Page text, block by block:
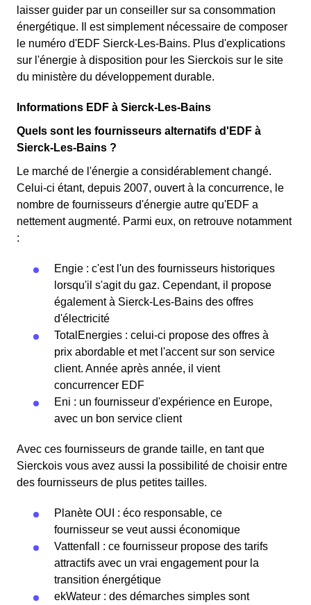
laisser guider par un conseiller sur sa consommation
énergétique. Il est simplement nécessaire de composer
le numéro d'EDF Sierck-Les-Bains. Plus d'explications
sur l'énergie à disposition pour les Sierckois sur le site
du ministère du développement durable.
Informations EDF à Sierck-Les-Bains
Quels sont les fournisseurs alternatifs d'EDF à
Sierck-Les-Bains ?
Le marché de l'énergie a considérablement changé.
Celui-ci étant, depuis 2007, ouvert à la concurrence, le
nombre de fournisseurs d'énergie autre qu'EDF a
nettement augmenté. Parmi eux, on retrouve notamment
:
Engie : c'est l'un des fournisseurs historiques
lorsqu'il s'agit du gaz. Cependant, il propose
également à Sierck-Les-Bains des offres
d'électricité
TotalEnergies : celui-ci propose des offres à
prix abordable et met l'accent sur son service
client. Année après année, il vient
concurrencer EDF
Eni : un fournisseur d'expérience en Europe,
avec un bon service client
Avec ces fournisseurs de grande taille, en tant que
Sierckois vous avez aussi la possibilité de choisir entre
des fournisseurs de plus petites tailles.
Planète OUI : éco responsable, ce
fournisseur se veut aussi économique
Vattenfall : ce fournisseur propose des tarifs
attractifs avec un vrai engagement pour la
transition énergétique
ekWateur : des démarches simples sont